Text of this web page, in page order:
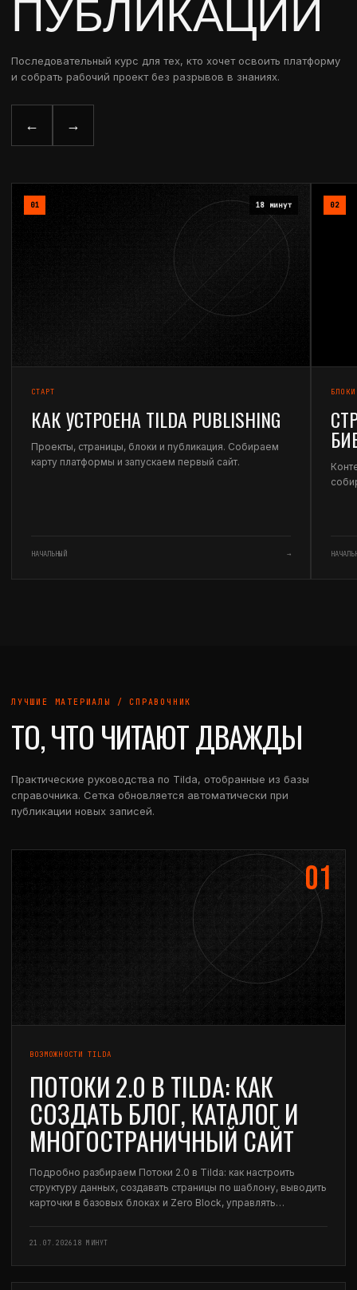
ПУБЛИКАЦИИ
Последовательный курс для тех, кто хочет освоить платформу
и собрать рабочий проект без разрывов в знаниях.
← →
01 18 минут
СТАРТ
КАК УСТРОЕНА TILDA PUBLISHING
Проекты, страницы, блоки и публикация. Собираем
карту платформы и запускаем первый сайт.
НАЧАЛЬНЫЙ →
02
БЛОКИ
ЛУЧШИЕ МАТЕРИАЛЫ / СПРАВОЧНИК
ТО, ЧТО ЧИТАЮТ ДВАЖДЫ
Практические руководства по Tilda, отобранные из базы
справочника. Сетка обновляется автоматически при
публикации новых записей.
01
ВОЗМОЖНОСТИ TILDA
ПОТОКИ 2.0 В TILDA: КАК
СОЗДАТЬ БЛОГ, КАТАЛОГ И
МНОГОСТРАНИЧНЫЙ САЙТ
Подробно разбираем Потоки 2.0 в Tilda: как настроить
структуру данных, создавать страницы по шаблону, выводить
карточки в базовых блоках и Zero Block, управлять
21.07.2026 18 МИНУТ